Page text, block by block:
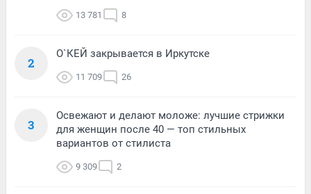
13 781 8
2
О`КЕЙ закрывается в Иркутске
11 709 26
3
Освежают и делают моложе: лучшие стрижки
для женщин после 40 — топ стильных
вариантов от стилиста
9 309 2